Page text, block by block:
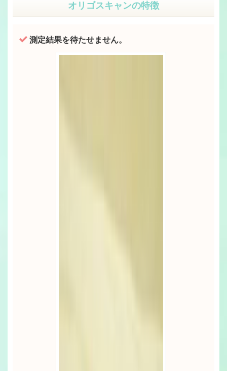
オリゴスキャンの特徴
測定結果を待たせません。